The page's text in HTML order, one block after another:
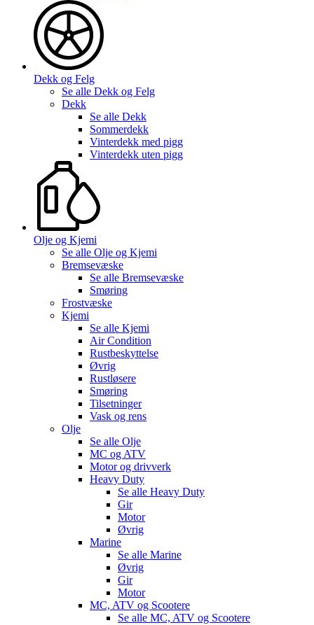
Dekk og Felg
Se alle Dekk og Felg
Dekk
Se alle Dekk
Sommerdekk
Vinterdekk med pigg
Vinterdekk uten pigg
Olje og Kjemi
Se alle Olje og Kjemi
Bremsevæske
Se alle Bremsevæske
Smøring
Frostvæske
Kjemi
Se alle Kjemi
Air Condition
Rustbeskyttelse
Øvrig
Rustløsere
Smøring
Tilsetninger
Vask og rens
Olje
Se alle Olje
MC og ATV
Motor og drivverk
Heavy Duty
Se alle Heavy Duty
Gir
Motor
Øvrig
Marine
Se alle Marine
Øvrig
Gir
Motor
MC, ATV og Scootere
Se alle MC, ATV og Scootere